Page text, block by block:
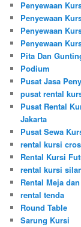
Penyewaan
Penyewaan
Penyewaan
Penyewaan
Pita Dan
Podium
Pusat Jasa
pusat rental
Pusat Rental
Jakarta
Pusat Sewa
rental kursi
Rental Kursi
rental kursi
Rental Meja
rental tenda
Round Table
Sarung Kursi